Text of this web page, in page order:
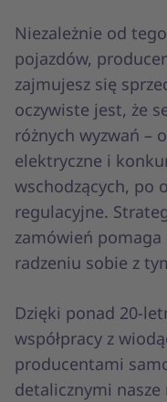
Niezależnie od
pojazdów,
zajmujesz się
oczywiste jest, że
różnych wyzwań –
elektryczne i
wschodzących, po
regulacyjne.
zamówień
radzeniu sobie z
Dzięki ponad 20-
współpracy z
producentami
detalicznymi nasze